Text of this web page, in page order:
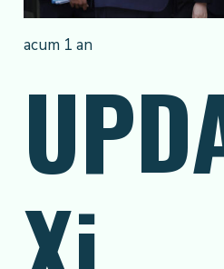
acum 1 an